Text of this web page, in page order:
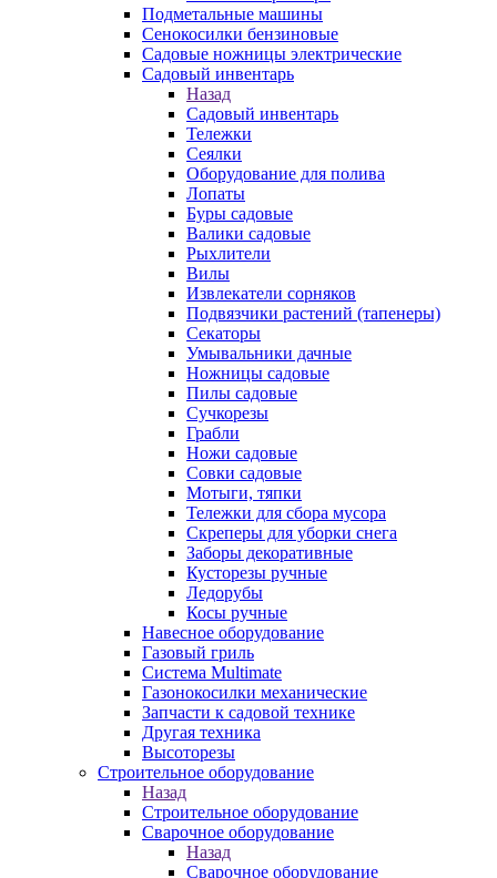
Подметальные машины
Сенокосилки бензиновые
Садовые ножницы электрические
Садовый инвентарь
Назад
Садовый инвентарь
Тележки
Сеялки
Оборудование для полива
Лопаты
Буры садовые
Валики садовые
Рыхлители
Вилы
Извлекатели сорняков
Подвязчики растений (тапенеры)
Секаторы
Умывальники дачные
Ножницы садовые
Пилы садовые
Сучкорезы
Грабли
Ножи садовые
Совки садовые
Мотыги, тяпки
Тележки для сбора мусора
Скреперы для уборки снега
Заборы декоративные
Кусторезы ручные
Ледорубы
Косы ручные
Навесное оборудование
Газовый гриль
Система Multimate
Газонокосилки механические
Запчасти к садовой технике
Другая техника
Высоторезы
Строительное оборудование
Назад
Строительное оборудование
Сварочное оборудование
Назад
Сварочное оборудование